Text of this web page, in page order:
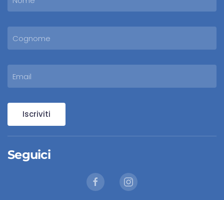
Iscriviti
Seguici